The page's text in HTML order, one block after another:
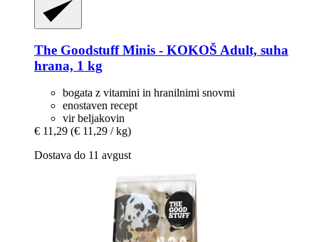
The GoodstuffMinis -​ KOKOŠ Adult, suha
hrana, 1 kg
bogata z vitamini in hranilnimi snovmi
enostaven recept
vir beljakovin
€ 11,29 (€ 11,29 / kg)
Dostava do 11 avgust